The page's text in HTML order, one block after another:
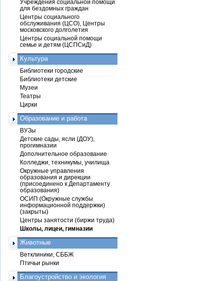
Учреждения социальной помощи
для бездомных граждан
Центры социального
обслуживания (ЦСО), Центры
московского долголетия
Центры социальной помощи
семье и детям (ЦСПСиД)
Культура
Библиотеки городские
Библиотеки детские
Музеи
Театры
Цирки
Образование и работа
ВУЗы
Детские сады, ясли (ДОУ),
прогимназии
Дополнительное образование
Колледжи, техникумы, училища
Окружные управления
образования и дирекции
(присоединено к Департаменту
образования)
ОСИП (Окружные службы
информационной поддержки)
(закрыты)
Центры занятости (биржи труда)
Школы, лицеи, гимназии
Животные
Ветклиники, СББЖ
Птичьи рынки
Благоустройство и экология